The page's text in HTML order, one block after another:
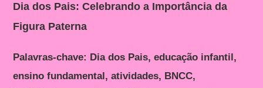
Dia dos Pais: Celebrando a Importância da
Figura Paterna
Palavras-chave: Dia dos Pais, educação infantil,
ensino fundamental, atividades, BNCC,